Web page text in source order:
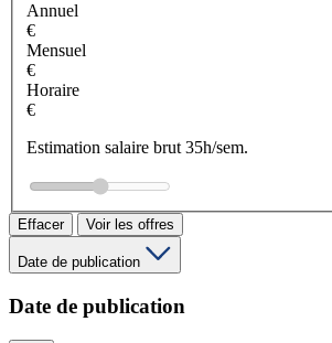
Annuel
€
Mensuel
€
Horaire
€
Estimation salaire brut 35h/sem.
Effacer Voir les offres
Date de publication
Date de publication